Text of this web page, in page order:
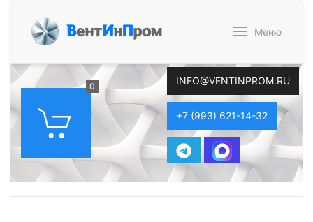
ВентИнПром Меню
0 INFO@VENTINPROM.RU
+7 (993) 621-14-32